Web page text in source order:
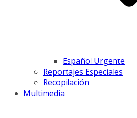
Español Urgente
Reportajes Especiales
Recopilación
Multimedia